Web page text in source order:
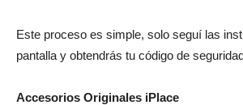
Este proceso es simple, solo seguí las
pantalla y obtendrás tu código de
Accesorios Originales iPlace